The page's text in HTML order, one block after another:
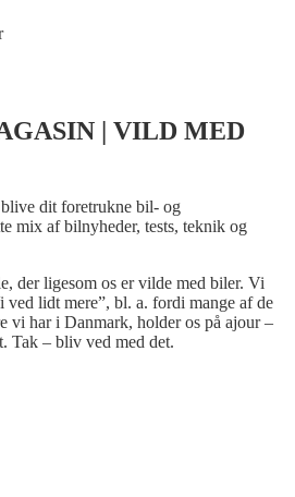
| VILD MED
dit foretrukne bil- og
mix af bilnyheder, tests, teknik og
der ligesom os er vilde med biler. Vi
ved lidt mere”, bl. a. fordi mange af de
vi har i Danmark, holder os på ajour –
Tak – bliv ved med det.